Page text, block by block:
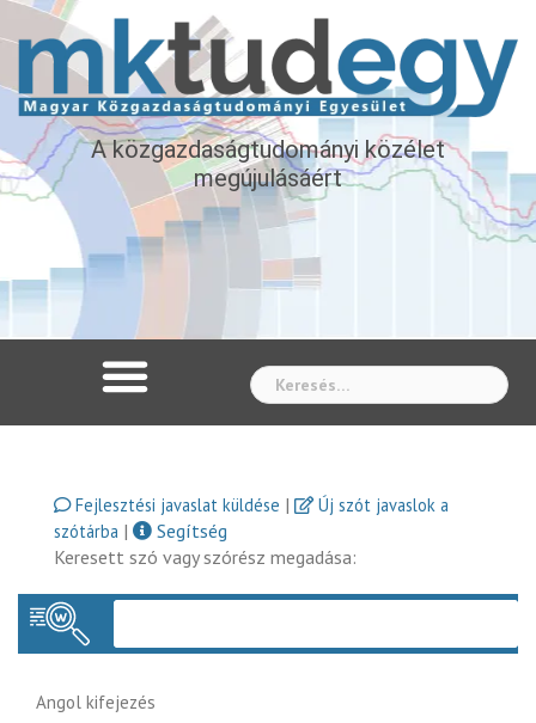
A közgazdaságtudományi közélet
megújulásáért
Fejlesztési javaslat küldése |
Új szót javaslok a
szótárba |
Segítség
Keresett szó vagy szórész megadása:
Angol kifejezés